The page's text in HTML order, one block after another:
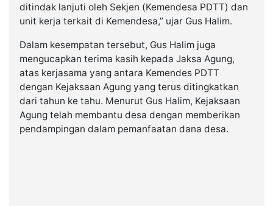
ditindak lanjuti oleh Sekjen (Kemendesa PDTT) dan
unit kerja terkait di Kemendesa,” ujar Gus Halim.
Dalam kesempatan tersebut, Gus Halim juga
mengucapkan terima kasih kepada Jaksa Agung,
atas kerjasama yang antara Kemendes PDTT
dengan Kejaksaan Agung yang terus ditingkatkan
dari tahun ke tahu. Menurut Gus Halim, Kejaksaan
Agung telah membantu desa dengan memberikan
pendampingan dalam pemanfaatan dana desa.